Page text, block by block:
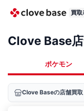
買取
Clove Base
ポケモン
Clove Baseの店舗買取